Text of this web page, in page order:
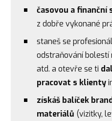
časovou a finanční
z dobře vykonané
staneš se
odstraňování bolestí
atd. a otevře se ti
pracovat s klienty
získáš balíček
materiálů (vizitky,